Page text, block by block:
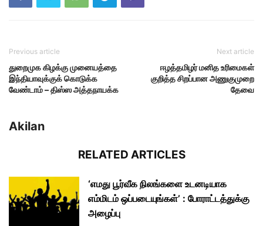
Previous article
துறைமுக கிழக்கு முனையத்தை
இந்தியாவுக்குக் கொடுக்க
வேண்டாம் – திஸ்ஸ அத்தநாயக்க
Next article
ஈழத்தமிழர் மனித உரிமைகள்
குறித்த சிறப்பான அணுகுமுறை
தேவை
Akilan
RELATED ARTICLES
‘எமது பூர்வீக நிலங்களை உடனடியாக
எம்மிடம் ஒப்படையுங்கள்’ : போராட்டத்துக்கு
அழைப்பு